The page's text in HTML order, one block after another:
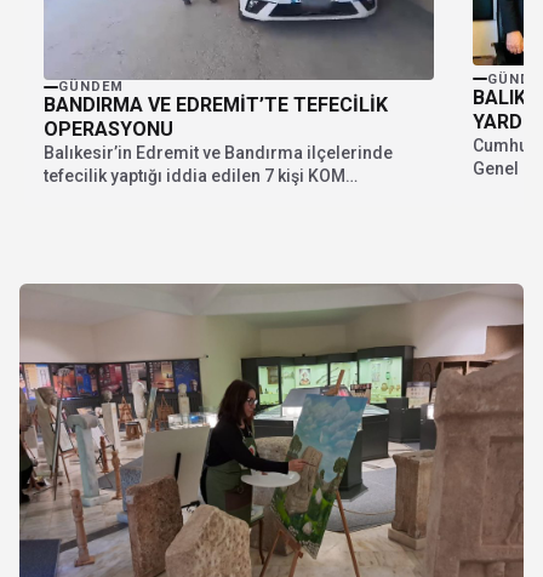
GÜNDEM
BANDIRMA VE EDREMİT’TE TEFECİLİK
OPERASYONU
Balıkesir’in Edremit ve Bandırma ilçelerinde
tefecilik yaptığı iddia edilen 7 kişi KOM
Genel